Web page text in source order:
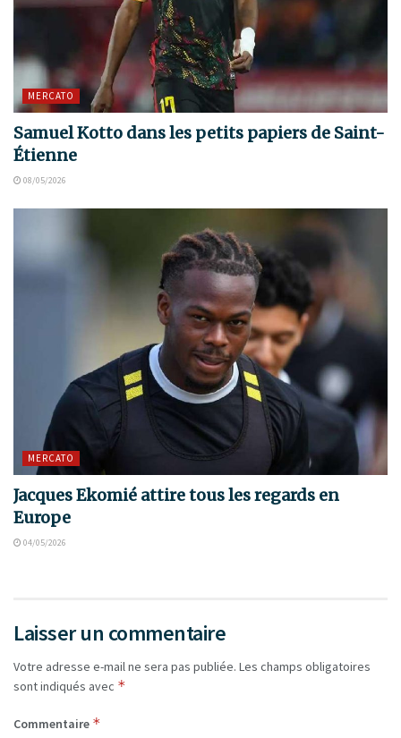
MERCATO
Samuel Kotto dans les petits papiers de Saint-
Étienne
08/05/2026
MERCATO
Jacques Ekomié attire tous les regards en
Europe
04/05/2026
Laisser un commentaire
Votre adresse e-mail ne sera pas publiée. Les champs obligatoires
sont indiqués avec *
Commentaire *